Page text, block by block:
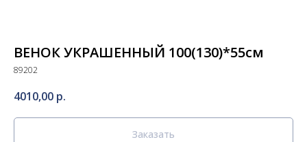
ВЕНОК УКРАШЕННЫЙ 100(130)*55см
89202
4010,00 р.
Заказать